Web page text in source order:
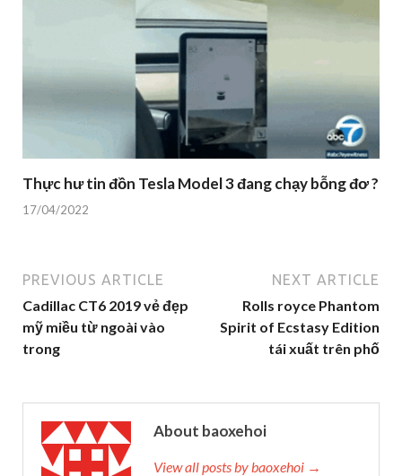
Thực hư tin đồn Tesla Model 3 đang chạy bỗng đơ ?
17/04/2022
PREVIOUS ARTICLE
Cadillac CT6 2019 vẻ đẹp
mỹ miều từ ngoài vào
trong
NEXT ARTICLE
Rolls royce Phantom
Spirit of Ecstasy Edition
tái xuất trên phố
About baoxehoi
View all posts by baoxehoi →